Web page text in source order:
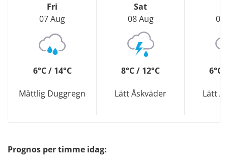
Fri
07 Aug
6°C / 14°C
Måttlig Duggregn
Sat
08 Aug
8°C / 12°C
Lätt Åskväder
09
6°C
Lätt
Prognos per timme idag: